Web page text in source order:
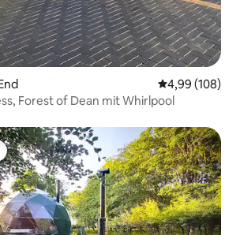
4,99 (108)
Forest of Dean mit Whirlpool